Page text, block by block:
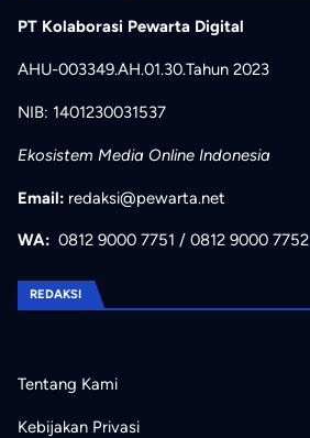
PT Kolaborasi Pewarta Digital
AHU-003349.AH.01.30.Tahun 2023
NIB: 1401230031537
Ekosistem Media Online Indonesia
Email: redaksi@pewarta.net
WA: 0812 9000 7751 / 0812 9000 7752
REDAKSI
Tentang Kami
Kebijakan Privasi